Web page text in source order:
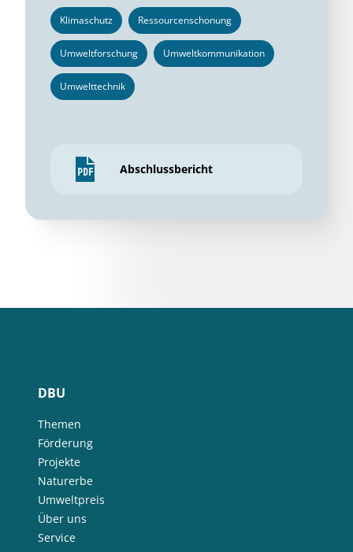
Klimaschutz Ressourcenschonung
Umweltforschung Umweltkommunikation
Umwelttechnik
Abschlussbericht
DBU
Themen
Förderung
Projekte
Naturerbe
Umweltpreis
Über uns
Service